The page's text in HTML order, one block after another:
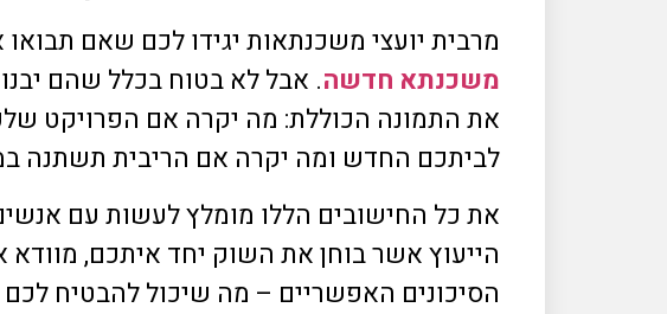
מרבית יועצי משכנתאות יגידו לכם שאם
משכנתא חדשה. אבל לא בטוח בכלל שהם
את התמונה הכוללת: מה יקרה אם הפרויקט
לביתכם החדש ומה יקרה אם הריבית תשתנה
את כל החישובים הללו מומלץ לעשות עם
הייעוץ אשר בוחן את השוק יחד איתכם,
הסיכונים האפשריים – מה שיכול להבטיח